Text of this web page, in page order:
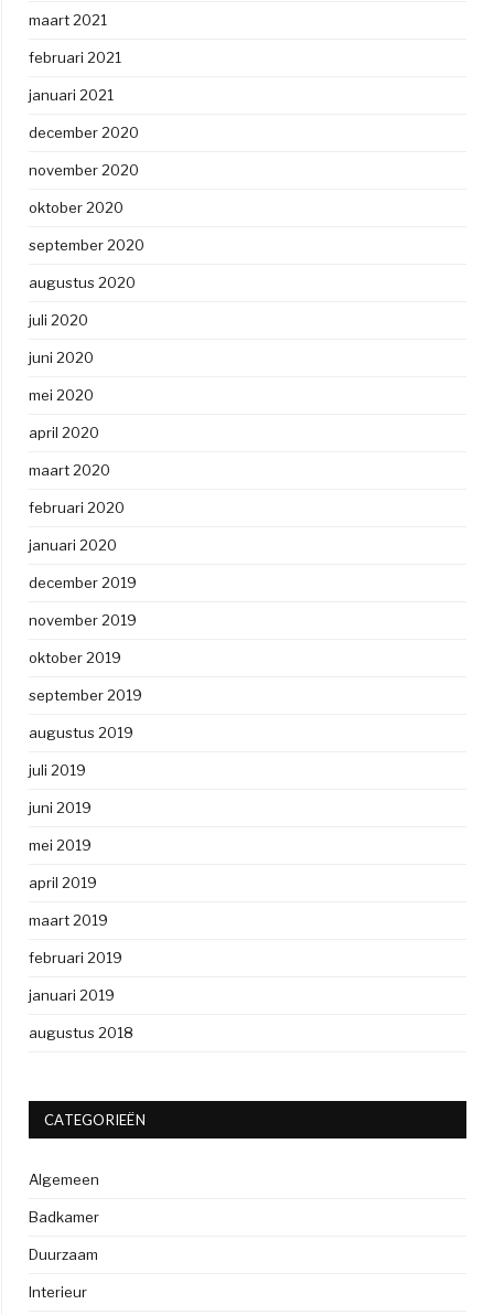
maart 2021
februari 2021
januari 2021
december 2020
november 2020
oktober 2020
september 2020
augustus 2020
juli 2020
juni 2020
mei 2020
april 2020
maart 2020
februari 2020
januari 2020
december 2019
november 2019
oktober 2019
september 2019
augustus 2019
juli 2019
juni 2019
mei 2019
april 2019
maart 2019
februari 2019
januari 2019
augustus 2018
CATEGORIEËN
Algemeen
Badkamer
Duurzaam
Interieur